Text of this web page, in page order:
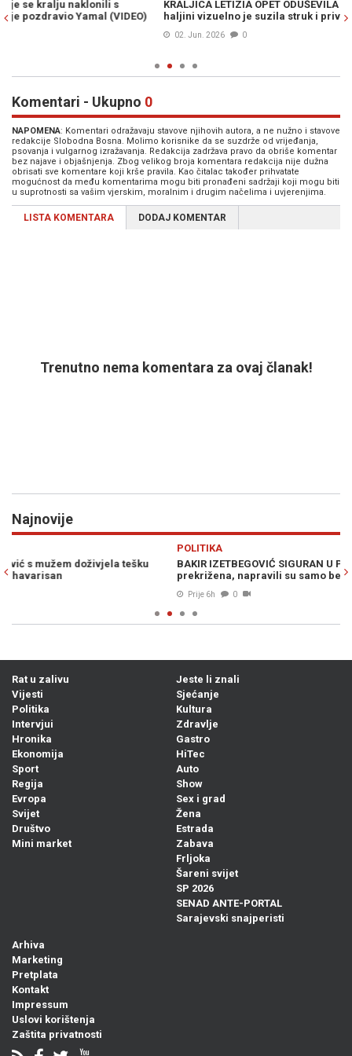
KRALJICA LETIZIA OPET ODUŠEVILA STILOM: Jednim detaljem na
haljini vizuelno je suzila struk i privukla sve poglede (FOTO)
Komentari - Ukupno 0
NAPOMENA: Komentari odražavaju stavove njihovih autora, a ne nužno i stavove
redakcije Slobodna Bosna. Molimo korisnike da se suzdrže od vrijeđanja,
psovanja i vulgarnog izražavanja. Redakcija zadržava pravo da obriše komentar
bez najave i objašnjenja. Zbog velikog broja komentara redakcija nije dužna
obrisati sve komentare koji krše pravila. Kao čitalac također prihvatate
mogućnost da među komentarima mogu biti pronađeni sadržaji koji mogu biti
u suprotnosti sa vašim vjerskim, moralnim i drugim načelima i uvjerenjima.
LISTA KOMENTARA DODAJ KOMENTAR
Trenutno nema komentara za ovaj članak!
Najnovije
BAKIR IZETBEGOVIĆ SIGURAN U POBJEDU SDA: "Trojka je
prekrižena, napravili su samo belaj"
Rat u zalivu
Vijesti
Politika
Intervjui
Hronika
Ekonomija
Sport
Regija
Evropa
Svijet
Društvo
Mini market
Jeste li znali
Sjećanje
Kultura
Zdravlje
Gastro
HiTec
Auto
Show
Sex i grad
Žena
Estrada
Zabava
Frljoka
Šareni svijet
SP 2026
SENAD ANTE-PORTAL
Sarajevski snajperisti
Arhiva
Marketing
Pretplata
Kontakt
Impressum
Uslovi korištenja
Zaštita privatnosti